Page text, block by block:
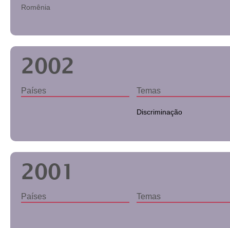
Romênia
2002
Países Temas
Discriminação
2001
Países Temas